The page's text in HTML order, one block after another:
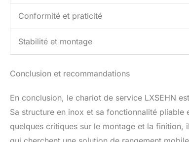
Conformité et praticité
Stabilité et montage
Conclusion et recommandations
En conclusion, le chariot de service LXSEHN
Sa structure en inox et sa fonctionnalité
quelques critiques sur le montage et la